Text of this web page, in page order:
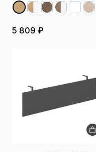
5 809 ₽